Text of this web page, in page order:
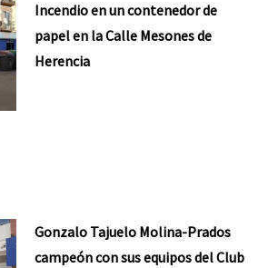
Incendio en un contenedor de
papel en la Calle Mesones de
Herencia
Gonzalo Tajuelo Molina-Prados
campeón con sus equipos del Club